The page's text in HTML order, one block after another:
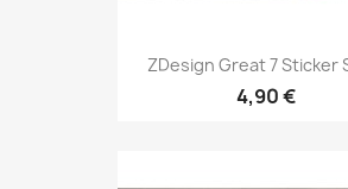
ZDesign Great 7 Sticker
4,90 €